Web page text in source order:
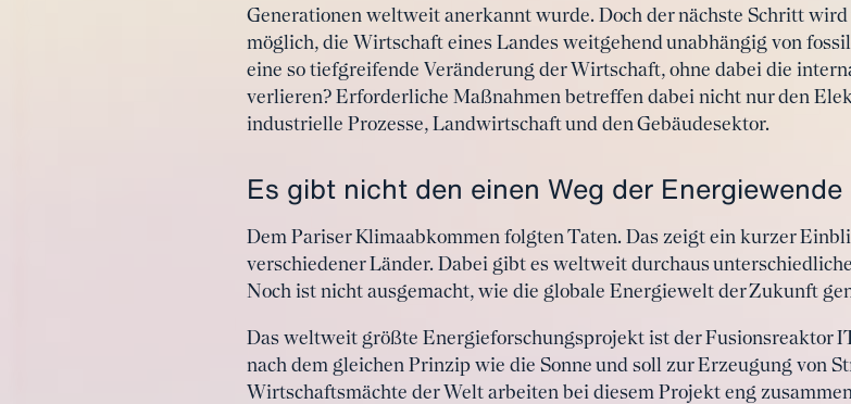
Generationen weltweit anerkannt wurde. Doch der nächste Schritt
möglich, die Wirtschaft eines Landes weitgehend unabhängig von
eine so tiefgreifende Veränderung der Wirtschaft, ohne dabei die
verlieren? Erforderliche Maßnahmen betreffen dabei nicht nur den
industrielle Prozesse, Landwirtschaft und den Gebäudesektor.
Es gibt nicht den einen Weg der Energiewende
Dem Pariser Klimaabkommen folgten Taten. Das zeigt ein kurzer
verschiedener Länder. Dabei gibt es weltweit durchaus
Noch ist nicht ausgemacht, wie die globale Energiewelt der Zukunft
Das weltweit größte Energieforschungsprojekt ist der Fusionsreaktor
nach dem gleichen Prinzip wie die Sonne und soll zur Erzeugung von
Wirtschaftsmächte der Welt arbeiten bei diesem Projekt eng